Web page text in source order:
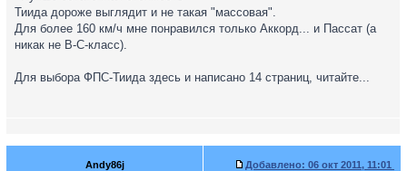
Тиида дороже выглядит и не такая "массовая".
Для более 160 км/ч мне понравился только Аккорд... и Пассат (а
никак не В-С-класс).
Для выбора ФПС-Тиида здесь и написано 14 страниц, читайте...
Andy86j Добавлено: 06 окт 2011, 11:01